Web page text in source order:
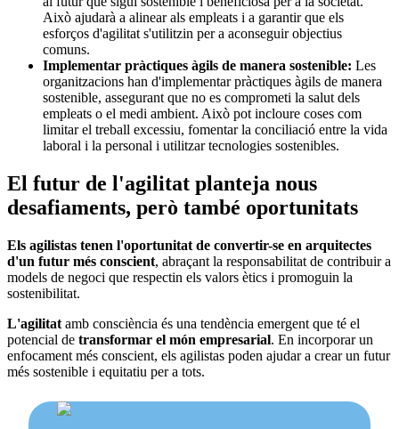
Això ajudarà a alinear als empleats i a garantir que els
esforços d'agilitat s'utilitzin per a aconseguir objectius
comuns.
Implementar pràctiques àgils de manera sostenible: Les
organitzacions han d'implementar pràctiques àgils de manera
sostenible, assegurant que no es comprometi la salut dels
empleats o el medi ambient. Això pot incloure coses com
limitar el treball excessiu, fomentar la conciliació entre la vida
laboral i la personal i utilitzar tecnologies sostenibles.
El futur de l'agilitat planteja nous
desafiaments, però també oportunitats
Els agilistas tenen l'oportunitat de convertir-se en arquitectes
d'un futur més conscient, abraçant la responsabilitat de contribuir a
models de negoci que respectin els valors ètics i promoguin la
sostenibilitat.
L'agilitat amb consciència és una tendència emergent que té el
potencial de transformar el món empresarial. En incorporar un
enfocament més conscient, els agilistas poden ajudar a crear un futur
més sostenible i equitatiu per a tots.